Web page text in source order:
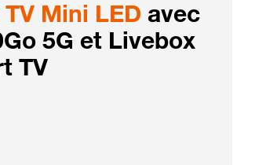
Mini LED avec
5G et Livebox
TV